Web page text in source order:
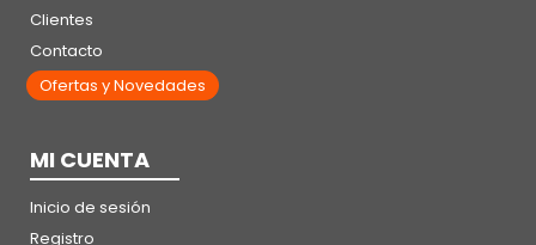
Clientes
Contacto
Ofertas y Novedades
MI CUENTA
Inicio de sesión
Registro